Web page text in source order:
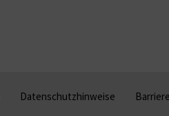
Datenschutzhinweise